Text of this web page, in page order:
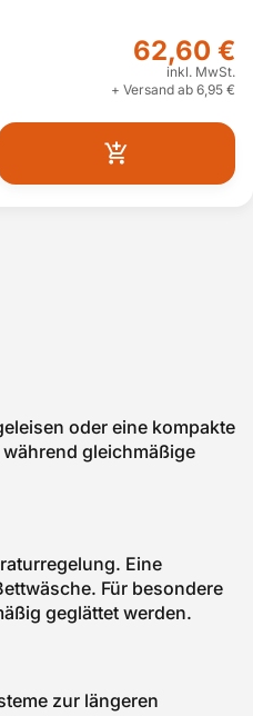
62,60 €
inkl. MwSt.
+ Versand ab 6,95 €
oder eine kompakte
gleichmäßige
Eine
Für besondere
geglättet werden.
zur längeren